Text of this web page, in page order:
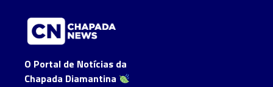
O Portal de Notícias da
Chapada Diamantina